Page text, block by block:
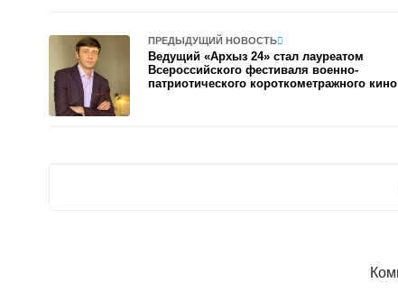
ПРЕДЫДУЩИЙ НОВОСТЬ
Ведущий «Архыз 24» стал лауреатом
Всероссийского фестиваля военно-
патриотического короткометражного кино